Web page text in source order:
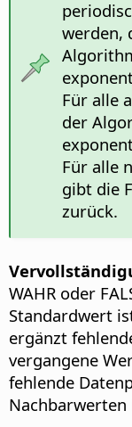
werden,
Für alle
der
Für alle
gibt die
zurück.
WAHR oder
Standardwert
ergänzt
vergangene
fehlende